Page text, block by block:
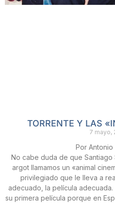
TORRENTE Y LAS
7 mayo,
Por Antonio
No cabe duda de que
argot llamamos un «animal
privilegiado que le lleva a
adecuado, la película
su primera película porque en